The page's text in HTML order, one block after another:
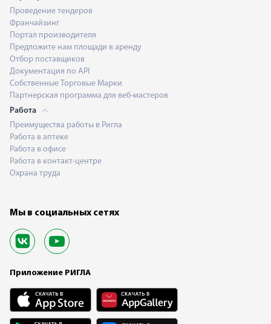
Проведение тендеров
Франчайзинг
Портал производителя
Предложите нам площади в аренду
Отбор поставщиков
Документация по API
Собственные Торговые Марки
Партнерская программа для веб-мастеров
Работа
Преимущества работы в Ригла
Работа в аптеке
Работа в офисе
Работа в контакт-центре
Охрана труда
Мы в социальных сетях
Приложение РИГЛА